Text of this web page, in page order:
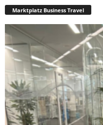
Marktplatz Business Travel